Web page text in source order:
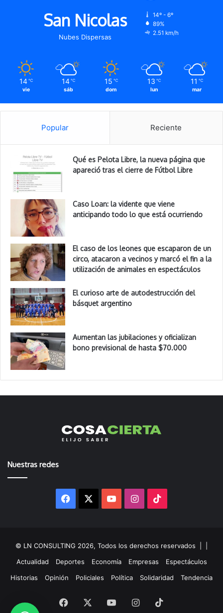
San Nicolas
Nubes Dispersas
14º - 6º
89%
2.51 km/h
14 ℃
vie
14 ℃
sáb
15 ℃
dom
13 ℃
lun
11 ℃
mar
Popular Reciente
Qué es Pelota Libre, la nueva página que
apareció tras el cierre de Fútbol Libre
Caso Loan: la vidente que viene
anticipando todo lo que está ocurriendo
El caso de los leones que escaparon de un
circo, atacaron a vecinos y marcó el fin a la
utilización de animales en espectáculos
El curioso arte de autodestrucción del
básquet argentino
Aumentan las jubilaciones y oficializan
bono previsional de hasta $70.000
Nuestras redes
Facebook YouTubeInstagram
© LN CONSULTING 2026, Todos los derechos reservados |
Actualidad
Deportes Economía Empresas
Espectáculos
Historias
Opinión Policiales Política Solidaridad Tendencia
Facebook YouTubeInstagram